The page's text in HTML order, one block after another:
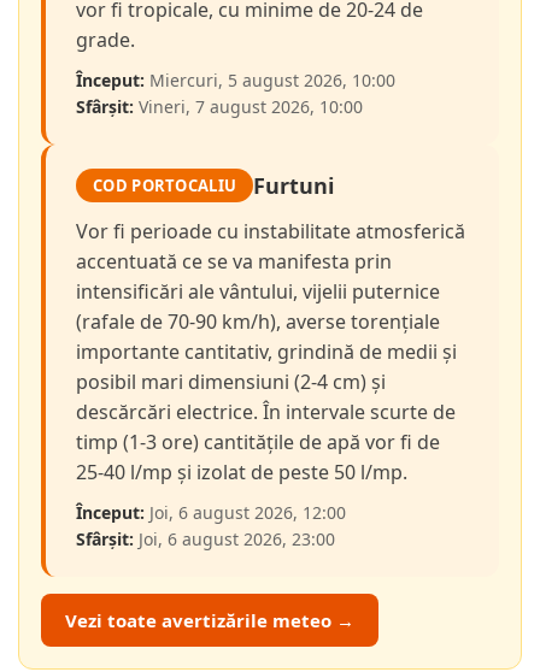
vor fi tropicale, cu minime de 20-24 de
grade.
Început: Miercuri, 5 august 2026, 10:00
Sfârșit: Vineri, 7 august 2026, 10:00
COD PORTOCALIU Furtuni
Vor fi perioade cu instabilitate atmosferică
accentuată ce se va manifesta prin
intensificări ale vântului, vijelii puternice
(rafale de 70-90 km/h), averse torențiale
importante cantitativ, grindină de medii și
posibil mari dimensiuni (2-4 cm) și
descărcări electrice. În intervale scurte de
timp (1-3 ore) cantitățile de apă vor fi de
25-40 l/mp și izolat de peste 50 l/mp.
Început: Joi, 6 august 2026, 12:00
Sfârșit: Joi, 6 august 2026, 23:00
Vezi toate avertizările meteo →